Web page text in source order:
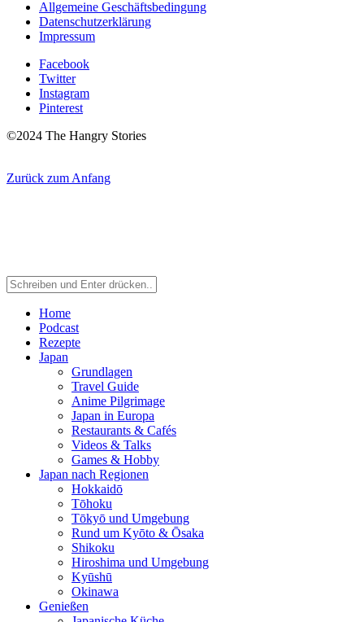
Allgemeine Geschäftsbedingung
Datenschutzerklärung
Impressum
Facebook
Twitter
Instagram
Pinterest
©2024 The Hangry Stories
Zurück zum Anfang
Home
Podcast
Rezepte
Japan
Grundlagen
Travel Guide
Anime Pilgrimage
Japan in Europa
Restaurants & Cafés
Videos & Talks
Games & Hobby
Japan nach Regionen
Hokkaidō
Tōhoku
Tōkyō und Umgebung
Rund um Kyōto & Ōsaka
Shikoku
Hiroshima und Umgebung
Kyūshū
Okinawa
Genießen